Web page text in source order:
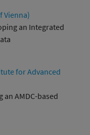
Vienna)
an Integrated
for Advanced
an AMDC-based